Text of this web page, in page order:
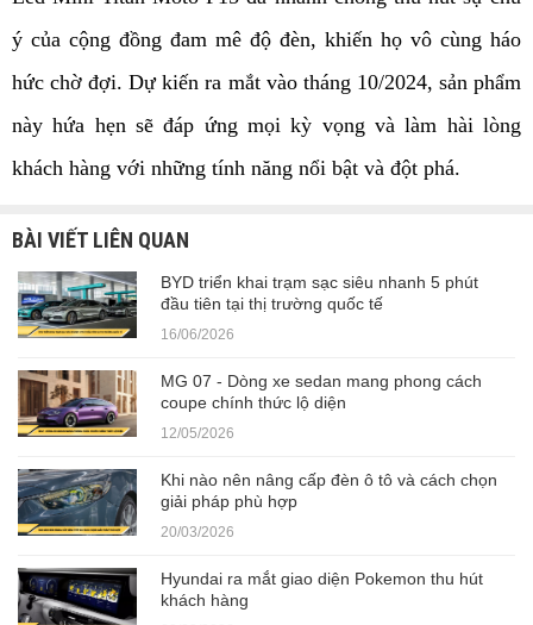
ý của cộng đồng đam mê độ đèn, khiến họ vô cùng háo
hức chờ đợi. Dự kiến ra mắt vào tháng 10/2024, sản phẩm
này hứa hẹn sẽ đáp ứng mọi kỳ vọng và làm hài lòng
khách hàng với những tính năng nổi bật và đột phá.
BÀI VIẾT LIÊN QUAN
BYD triển khai trạm sạc siêu nhanh 5 phút
đầu tiên tại thị trường quốc tế
16/06/2026
MG 07 - Dòng xe sedan mang phong cách
coupe chính thức lộ diện
12/05/2026
Khi nào nên nâng cấp đèn ô tô và cách chọn
giải pháp phù hợp
20/03/2026
Hyundai ra mắt giao diện Pokemon thu hút
khách hàng